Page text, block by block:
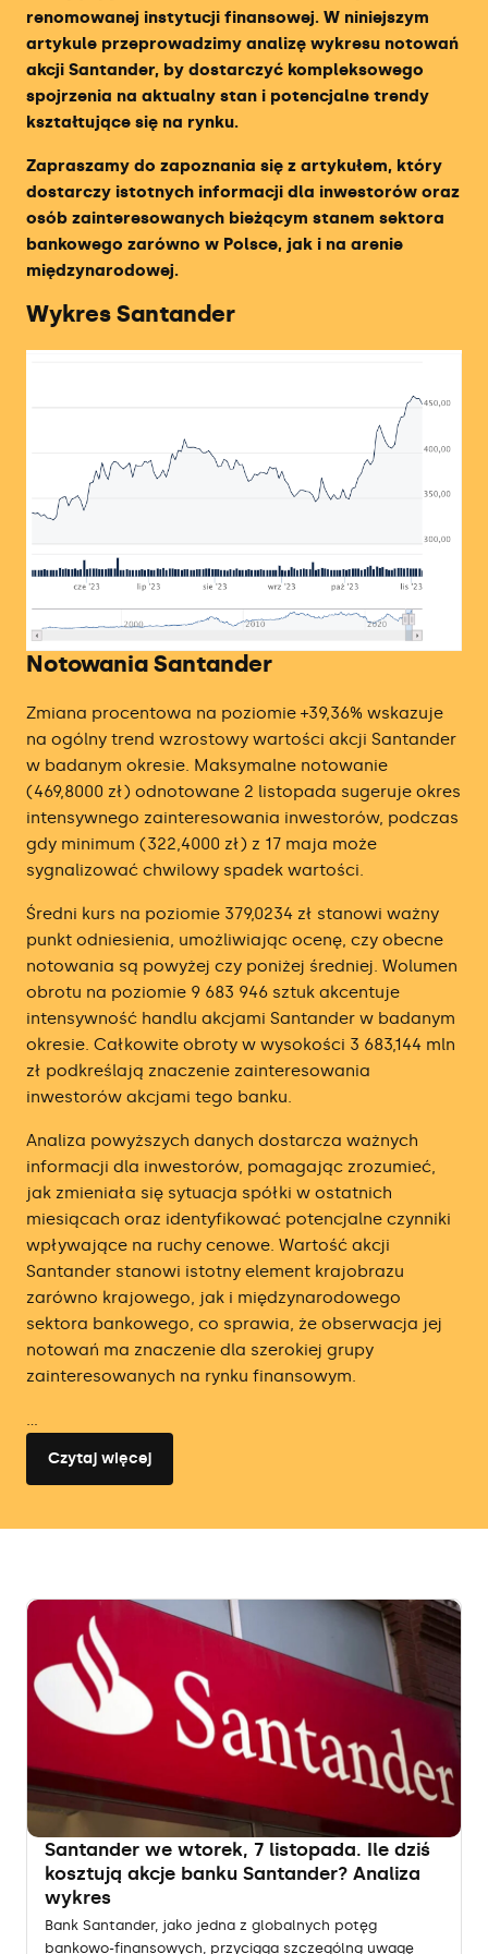
renomowanej instytucji finansowej. W niniejszym
artykule przeprowadzimy analizę wykresu notowań
akcji Santander, by dostarczyć kompleksowego
spojrzenia na aktualny stan i potencjalne trendy
kształtujące się na rynku.
Zapraszamy do zapoznania się z artykułem, który
dostarczy istotnych informacji dla inwestorów oraz
osób zainteresowanych bieżącym stanem sektora
bankowego zarówno w Polsce, jak i na arenie
międzynarodowej.
Wykres Santander
Notowania Santander
Zmiana procentowa na poziomie +39,36% wskazuje
na ogólny trend wzrostowy wartości akcji Santander
w badanym okresie. Maksymalne notowanie
(469,8000 zł) odnotowane 2 listopada sugeruje okres
intensywnego zainteresowania inwestorów, podczas
gdy minimum (322,4000 zł) z 17 maja może
sygnalizować chwilowy spadek wartości.
Średni kurs na poziomie 379,0234 zł stanowi ważny
punkt odniesienia, umożliwiając ocenę, czy obecne
notowania są powyżej czy poniżej średniej. Wolumen
obrotu na poziomie 9 683 946 sztuk akcentuje
intensywność handlu akcjami Santander w badanym
okresie. Całkowite obroty w wysokości 3 683,144 mln
zł podkreślają znaczenie zainteresowania
inwestorów akcjami tego banku.
Analiza powyższych danych dostarcza ważnych
informacji dla inwestorów, pomagając zrozumieć,
jak zmieniała się sytuacja spółki w ostatnich
miesiącach oraz identyfikować potencjalne czynniki
wpływające na ruchy cenowe. Wartość akcji
Santander stanowi istotny element krajobrazu
zarówno krajowego, jak i międzynarodowego
sektora bankowego, co sprawia, że obserwacja jej
notowań ma znaczenie dla szerokiej grupy
zainteresowanych na rynku finansowym.
...
Czytaj więcej
Santander we wtorek, 7 listopada. Ile dziś
kosztują akcje banku Santander? Analiza
wykres
Bank Santander, jako jedna z globalnych potęg
bankowo-finansowych, przyciąga szczególną uwagę
Ranking Brokerów Zagranicznych
Ranking Oprocentowanych Kont
Inwestycyjnych
Ranking Brokerów Obligacji
Ranking Kantorów Internetowych
Ranking Kantorów Kryptowalut
Ranking Giełd Kryptowalut